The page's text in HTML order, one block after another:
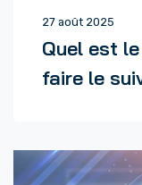
27 août 2025
Quel est
faire le